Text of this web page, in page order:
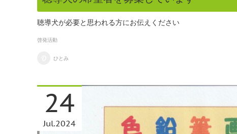
聴導犬が必要と思われる方にお伝えください
啓発活動
ひとみ
24
Jul 2024